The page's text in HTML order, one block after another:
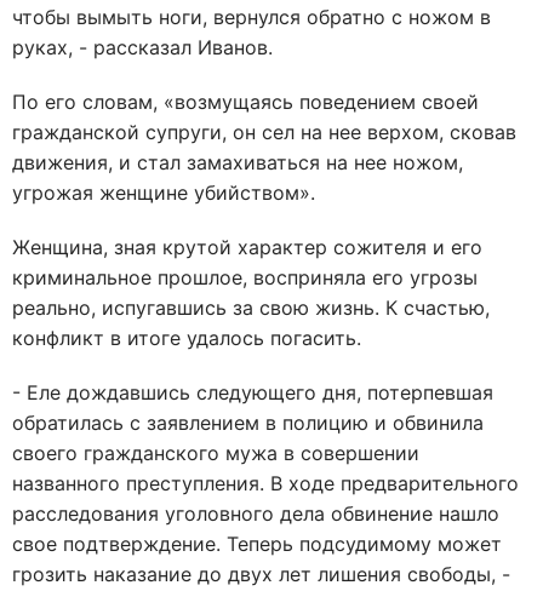
чтобы вымыть ноги, вернулся обратно с ножом в
руках, - рассказал Иванов.
По его словам, «возмущаясь поведением своей
гражданской супруги, он сел на нее верхом, сковав
движения, и стал замахиваться на нее ножом,
угрожая женщине убийством».
Женщина, зная крутой характер сожителя и его
криминальное прошлое, восприняла его угрозы
реально, испугавшись за свою жизнь. К счастью,
конфликт в итоге удалось погасить.
- Еле дождавшись следующего дня, потерпевшая
обратилась с заявлением в полицию и обвинила
своего гражданского мужа в совершении
названного преступления. В ходе предварительного
расследования уголовного дела обвинение нашло
свое подтверждение. Теперь подсудимому может
грозить наказание до двух лет лишения свободы, -